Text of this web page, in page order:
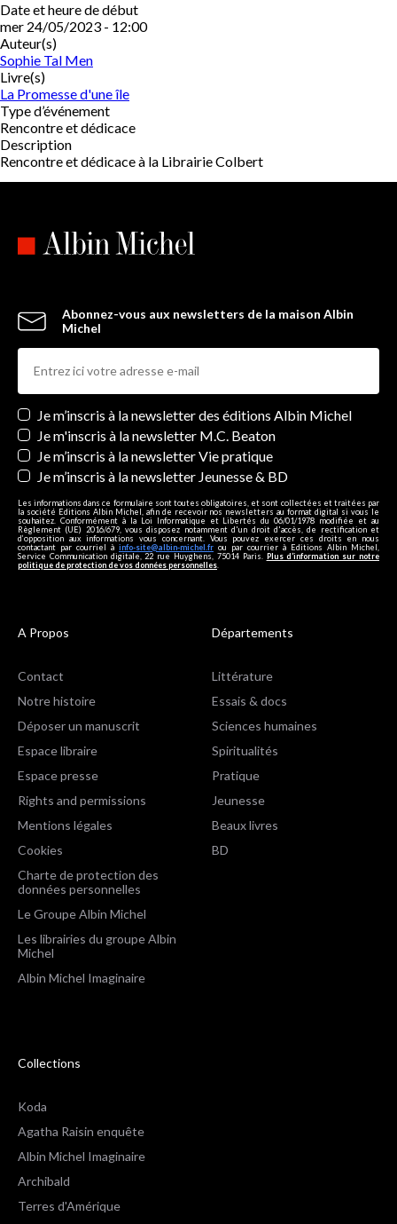
Date et heure de début
mer 24/05/2023 - 12:00
Auteur(s)
Sophie Tal Men
Livre(s)
La Promesse d'une île
Type d’événement
Rencontre et dédicace
Description
Rencontre et dédicace à la Librairie Colbert
Abonnez-vous aux newsletters de la maison Albin
Michel
Newsletters
Je m’inscris à la newsletter des éditions Albin Michel
Je m'inscris à la newsletter M.C. Beaton
Je m’inscris à la newsletter Vie pratique
Je m’inscris à la newsletter Jeunesse & BD
Les informations dans ce formulaire sont toutes obligatoires, et sont collectées et traitées par
la société Editions Albin Michel, afin de recevoir nos newsletters au format digital si vous le
souhaitez. Conformément à la Loi Informatique et Libertés du 06/01/1978 modifiée et au
Règlement (UE) 2016/679, vous disposez notamment d'un droit d'accès, de rectification et
d’opposition aux informations vous concernant. Vous pouvez exercer ces droits en nous
contactant par courriel à info-site@albin-michel.fr ou par courrier à Editions Albin Michel,
Service Communication digitale, 22 rue Huyghens, 75014 Paris. Plus d’information sur notre
politique de protection de vos données personnelles
A Propos
Contact
Notre histoire
Déposer un manuscrit
Espace libraire
Espace presse
Rights and permissions
Mentions légales
Cookies
Charte de protection des
données personnelles
Le Groupe Albin Michel
Les librairies du groupe Albin
Michel
Albin Michel Imaginaire
Départements
Littérature
Essais & docs
Sciences humaines
Spiritualités
Pratique
Jeunesse
Beaux livres
BD
Collections
Koda
Agatha Raisin enquête
Albin Michel Imaginaire
Archibald
Terres d'Amérique